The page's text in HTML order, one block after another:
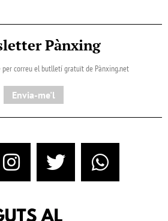
Pànxing
per correu el butlletí gratuït de Pànxing.net​
Envia-me'l